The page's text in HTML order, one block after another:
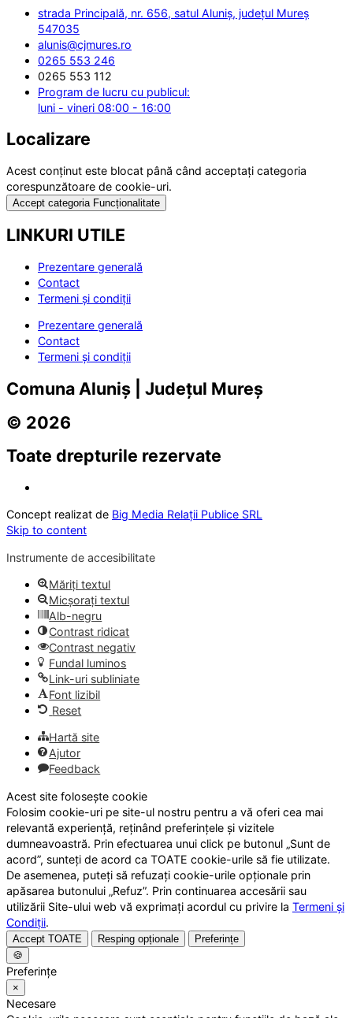
strada Principală, nr. 656, satul Aluniș, județul Mureș
547035
alunis@cjmures.ro
0265 553 246
0265 553 112
Program de lucru cu publicul:
luni - vineri 08:00 - 16:00
Localizare
Acest conținut este blocat până când acceptați categoria
corespunzătoare de cookie-uri.
Accept categoria Funcționalitate
LINKURI UTILE
Prezentare generală
Contact
Termeni și condiții
Prezentare generală
Contact
Termeni și condiții
Comuna Aluniș | Județul Mureș
© 2026
Toate drepturile rezervate
Concept realizat de Big Media Relații Publice SRL
Skip to content
Instrumente de accesibilitate
Măriți textul
Micșorați textul
Alb-negru
Contrast ridicat
Contrast negativ
Fundal luminos
Link-uri subliniate
Font lizibil
Reset
Hartă site
Ajutor
Feedback
Acest site folosește cookie
Folosim cookie-uri pe site-ul nostru pentru a vă oferi cea mai
relevantă experiență, reținând preferințele și vizitele
dumneavoastră. Prin efectuarea unui click pe butonul „Sunt de
acord”, sunteți de acord ca TOATE cookie-urile să fie utilizate.
De asemenea, puteți să refuzați cookie-urile opționale prin
apăsarea butonului „Refuz”. Prin continuarea accesării sau
utilizării Site-ului web vă exprimați acordul cu privire la Termeni și
Condiții.
Accept TOATE Resping opționale
Preferințe
🍪
Preferințe
×
Necesare